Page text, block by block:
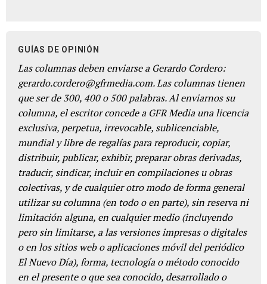
GUÍAS DE OPINIÓN
Las columnas deben enviarse a Gerardo Cordero:
gerardo.cordero@gfrmedia.com. Las columnas tienen
que ser de 300, 400 o 500 palabras. Al enviarnos su
columna, el escritor concede a GFR Media una licencia
exclusiva, perpetua, irrevocable, sublicenciable,
mundial y libre de regalías para reproducir, copiar,
distribuir, publicar, exhibir, preparar obras derivadas,
traducir, sindicar, incluir en compilaciones u obras
colectivas, y de cualquier otro modo de forma general
utilizar su columna (en todo o en parte), sin reserva ni
limitación alguna, en cualquier medio (incluyendo
pero sin limitarse, a las versiones impresas o digitales
o en los sitios web o aplicaciones móvil del periódico
El Nuevo Día), forma, tecnología o método conocido
en el presente o que sea conocido, desarrollado o